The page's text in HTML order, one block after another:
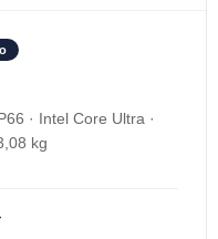
· Intel Core Ultra ·
kg